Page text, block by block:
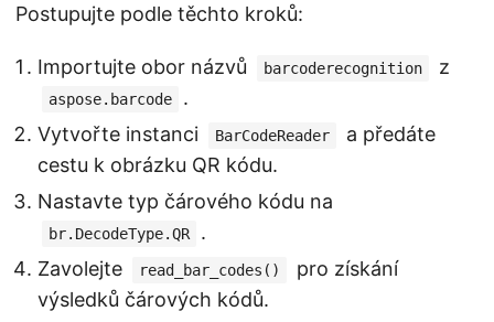
Postupujte podle těchto kroků:
Importujte obor názvů barcoderecognition z
aspose.barcode
.
Vytvořte instanci
BarCodeReader
a předáte
cestu k obrázku QR kódu.
Nastavte typ čárového kódu na
br.DecodeType.QR
.
Zavolejte
read_bar_codes()
pro získání
výsledků čárových kódů.